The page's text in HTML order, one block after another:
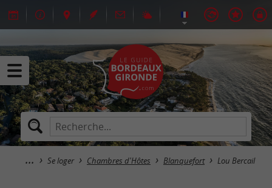
Se loger Chambres d'Hôtes Blanquefort Lou Bercail